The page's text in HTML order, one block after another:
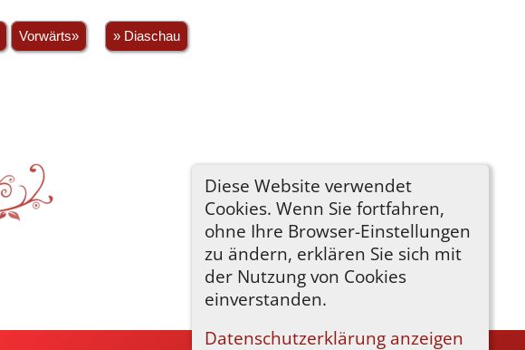
Diese Website verwendet
Cookies. Wenn Sie fortfahren,
ohne Ihre Browser-Einstellungen
zu ändern, erklären Sie sich mit
der Nutzung von Cookies
einverstanden.
Datenschutzerklärung anzeigen
Vorwärts» » Diaschau